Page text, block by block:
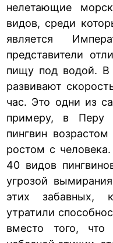
нелетающие
видов, среди
является
представители
пищу под водой. В
развивают
час. Это одни из
примеру, в Перу
пингвин
ростом с
40 видов
угрозой
этих забавных,
утратили
вместо того,